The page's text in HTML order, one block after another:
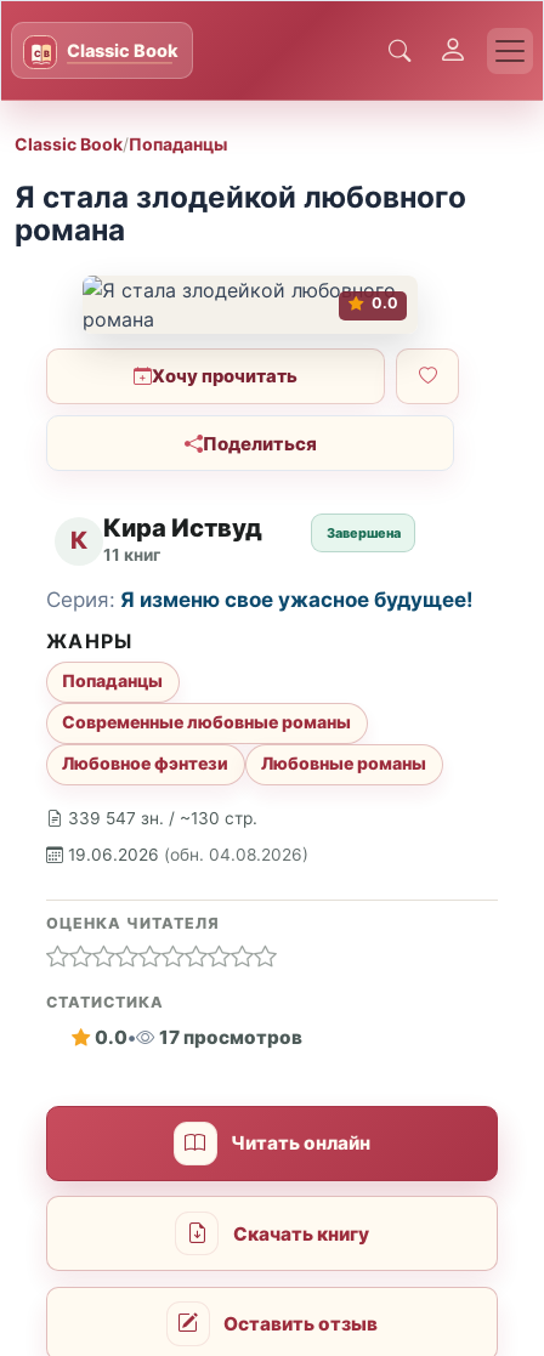
Classic Book/Попаданцы
Я стала злодейкой любовного
романа
0.0
Хочу прочитать
Поделиться
К Кира Иствуд
11 книг
Завершена
339 547 зн. / ~130 стр.
19.06.2026 (обн. 04.08.2026)
Серия: Я изменю свое ужасное будущее!
ЖАНРЫ
Попаданцы
Современные любовные романы
Любовное фэнтези
Любовные романы
ОЦЕНКА ЧИТАТЕЛЯ
СТАТИСТИКА
0.0• 17 просмотров
Читать онлайн
Скачать книгу
Оставить отзыв